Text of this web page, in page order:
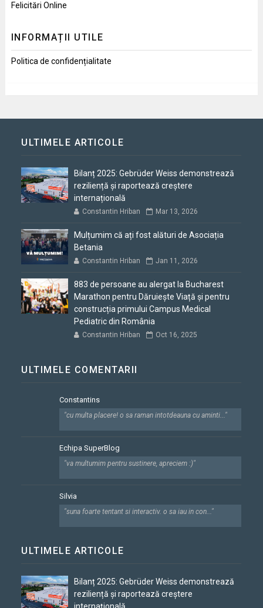
Felicitări Online
INFORMAȚII UTILE
Politica de confidențialitate
ULTIMELE ARTICOLE
Bilanț 2025: Gebrüder Weiss demonstrează
reziliență și raportează creștere
internațională
Constantin Hriban Mar 13, 2026
Mulțumim că ați fost alături de Asociația
Betania
Constantin Hriban Jan 11, 2026
883 de persoane au alergat la Bucharest
Marathon pentru Dăruiește Viață și pentru
construcția primului Campus Medical
Pediatric din România
Constantin Hriban Oct 16, 2025
ULTIMELE COMENTARII
Constantins
"cu multa placere! o sa raman intotdeauna cu aminti..."
Echipa SuperBlog
"va multumim pentru sustinere, apreciem :)"
Silvia
"suna foarte tentant si interactiv. o sa iau in con..."
ULTIMELE ARTICOLE
Bilanț 2025: Gebrüder Weiss demonstrează
reziliență și raportează creștere